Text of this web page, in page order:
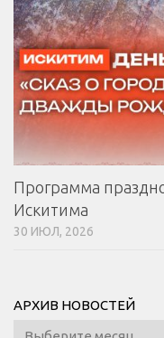
Программа
Искитима
30 ИЮЛ, 2026
АРХИВ НОВОСТЕЙ
Архив